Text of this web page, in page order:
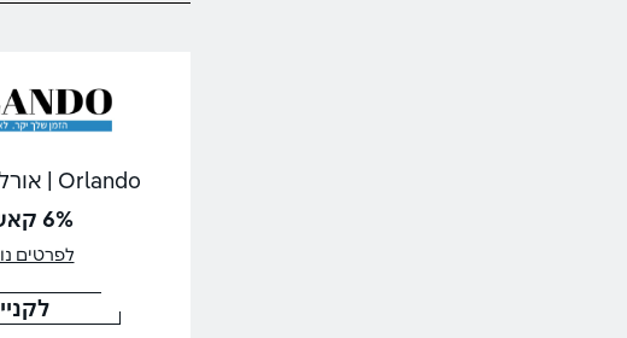
Orlando | אורלנדו שעונים
6% קאשבק
לפרטים